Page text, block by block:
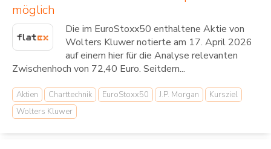
möglich
Die im EuroStoxx50 enthaltene Aktie von
Wolters Kluwer notierte am 17. April 2026
auf einem hier für die Analyse relevanten
Zwischenhoch von 72,40 Euro. Seitdem...
Aktien Charttechnik EuroStoxx50 J.P. Morgan
Kursziel
Wolters Kluwer